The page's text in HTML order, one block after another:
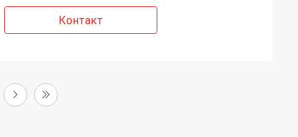
Контакт